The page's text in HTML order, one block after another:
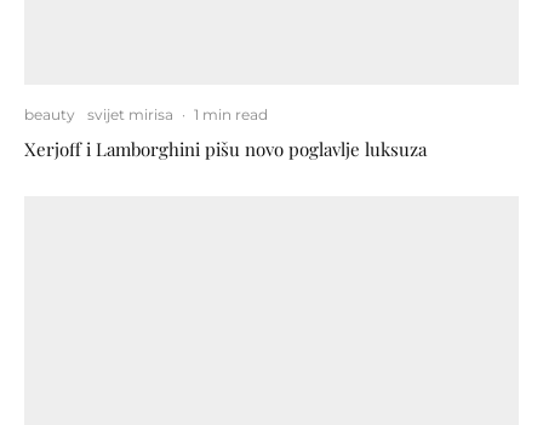
beauty svijet mirisa · 1 min read
Xerjoff i Lamborghini pišu novo poglavlje luksuza